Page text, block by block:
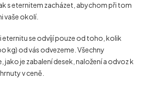
s eternitem zacházet, abychom při tom
vaše okolí.
eternitu se odvíjí pouze od toho, kolik
kg) od vás odvezeme. Všechny
jako je zabalení desek, naložení a odvoz k
v ceně.